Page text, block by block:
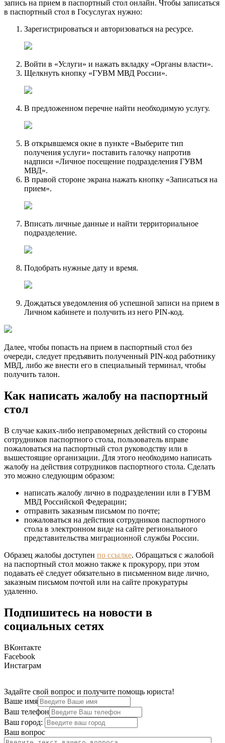
запись на прием в паспортный стол онлайн. Чтобы записаться
в паспортный стол в Госуслугах нужно:
Зарегистрироваться и авторизоваться на ресурсе.
Войти в «Услуги» и нажать вкладку «Органы власти».
Щелкнуть кнопку «ГУВМ МВД России».
В предложенном перечне найти необходимую услугу.
В открывшемся окне в пункте «Выберите тип
получения услуги» поставить галочку напротив
надписи «Личное посещение подразделения ГУВМ
МВД».
В правой стороне экрана нажать кнопку «Записаться на
прием».
Вписать личные данные и найти территориальное
подразделение.
Подобрать нужные дату и время.
Дождаться уведомления об успешной записи на прием в
Личном кабинете и получить из него PIN-код.
Далее, чтобы попасть на прием в паспортный стол без
очереди, следует предъявить полученный PIN-код работнику
МВД, либо же внести его в специальный терминал, чтобы
получить талон.
Как написать жалобу на паспортный
стол
В случае каких-либо неправомерных действий со стороны
сотрудников паспортного стола, пользователь вправе
пожаловаться на паспортный стол руководству или в
вышестоящие организации. Для этого необходимо написать
жалобу на действия сотрудников паспортного стола. Сделать
это можно следующим образом:
написать жалобу лично в подразделении или в ГУВМ
МВД Российской Федерации;
отправить заказным письмом по почте;
пожаловаться на действия сотрудников паспортного
стола в электронном виде на сайте регионального
представительства миграционной службы России.
Образец жалобы доступен по ссылке. Обращаться с жалобой
на паспортный стол можно также к прокурору, при этом
подавать её следует обязательно в письменном виде лично,
заказным письмом почтой или на сайте прокуратуры
удаленно.
Подпишитесь на новости в
социальных сетях
ВКонтакте
Facebook
Инстаграм
Задайте свой вопрос и получите помощь юриста!
Ваше имя
Ваш телефон
Ваш город:
Ваш вопрос